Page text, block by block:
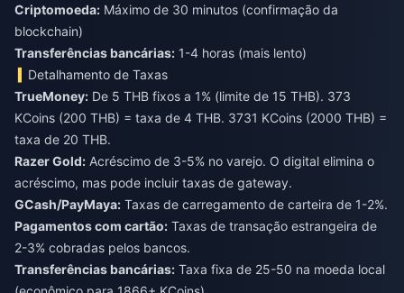
Criptomoeda: Máximo de 30 minutos (confirmação da
blockchain)
Transferências bancárias: 1-4 horas (mais lento)
Detalhamento de Taxas
TrueMoney: De 5 THB fixos a 1% (limite de 15 THB). 373
KCoins (200 THB) = taxa de 4 THB. 3731 KCoins (2000 THB) =
taxa de 20 THB.
Razer Gold: Acréscimo de 3-5% no varejo. O digital elimina o
acréscimo, mas pode incluir taxas de gateway.
GCash/PayMaya: Taxas de carregamento de carteira de 1-2%.
Pagamentos com cartão: Taxas de transação estrangeira de
2-3% cobradas pelos bancos.
Transferências bancárias: Taxa fixa de 25-50 na moeda local